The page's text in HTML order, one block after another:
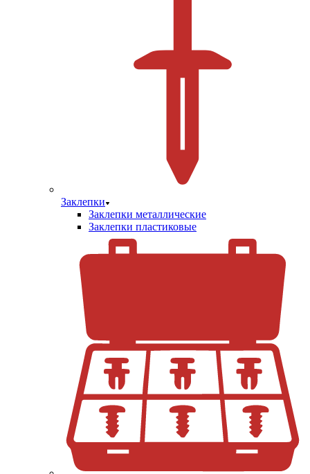
Заклепки
Заклепки металлические
Заклепки пластиковые